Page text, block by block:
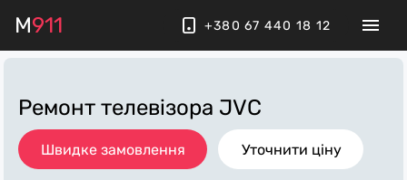
M911 +380 67 440 18 12
Ремонт телевізора JVC
Швидке замовлення Уточнити ціну